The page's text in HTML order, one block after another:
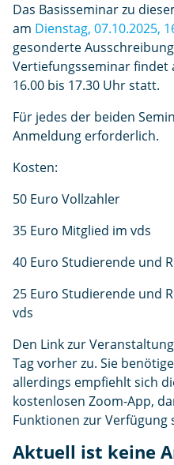
Das Basisseminar zu
am Dienstag, 07.10.2025,
gesonderte
Vertiefungsseminar findet
16.00 bis 17.30 Uhr statt.
Für jedes der beiden
Anmeldung erforderlich.
Kosten:
50 Euro Vollzahler
35 Euro Mitglied im vds
40 Euro Studierende und
25 Euro Studierende und
vds
Den Link zur
Tag vorher zu. Sie
allerdings empfiehlt sich
kostenlosen Zoom-App,
Funktionen zur Verfügung
Aktuell ist keine